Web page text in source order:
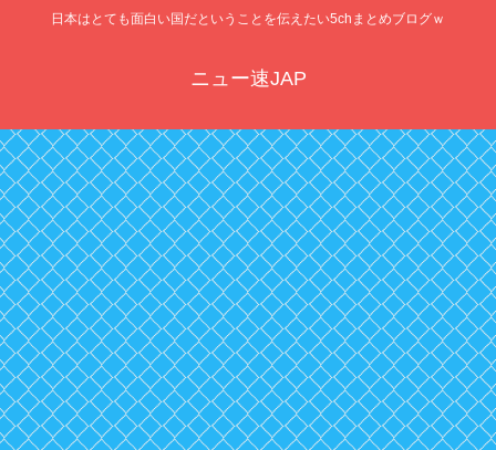
日本はとても面白い国だということを伝えたい5chまとめブログｗ
ニュー速JAP